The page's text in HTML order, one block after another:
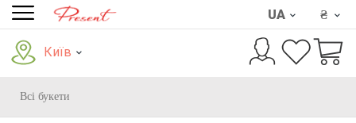
UA ₴
Київ
Всі букети